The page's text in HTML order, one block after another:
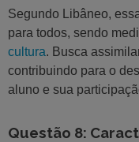
Segundo Libâneo,
para todos, sendo
cultura. Busca
contribuindo para o
aluno e sua
Questão 8: